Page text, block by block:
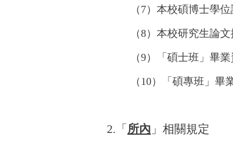
（7） 本校碩博士學
（8） 本校研究生論文
（9）「碩士班」畢
（10）「碩專班」畢
2.「 所內 」相關規定